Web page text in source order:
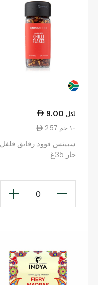
9.00 لكل
2.57 ١٠ جم
سبينس فوود رقائق فلفل
حار 35غ
0